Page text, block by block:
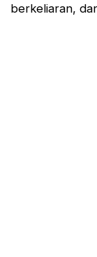
berkeliaran,